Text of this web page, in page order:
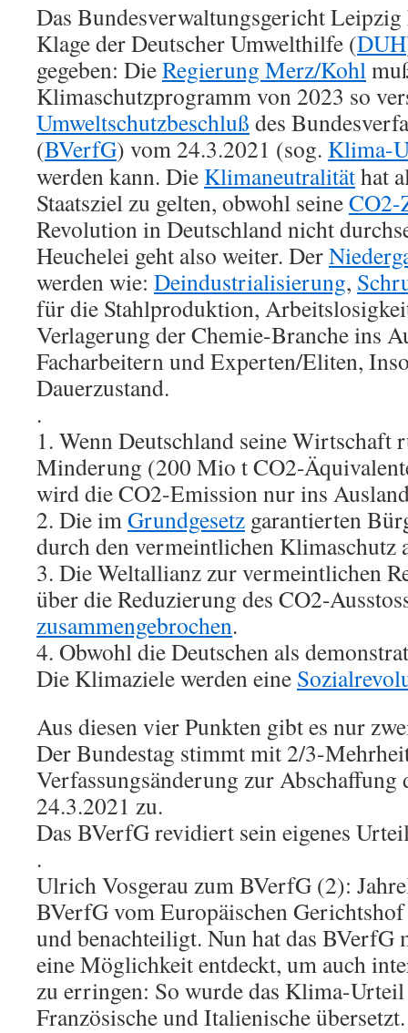
Das Bundesverwaltungsgericht
Klage der Deutscher Umwelthilfe (DUH
gegeben: DieRegierung Merz/Kohl
Klimaschutzprogramm von 2023 so
Umweltschutzbeschluß des
(BVerfG) vom 24.3.2021 (sog. Klima-
werden kann. Die Klimaneutralitäthat
Staatsziel zu gelten, obwohl seineCO2-
Revolution in Deutschland nicht
Heuchelei geht also weiter. Der
werden wie: Deindustrialisierung,
für die Stahlproduktion,
Verlagerung der Chemie-Branche ins
Facharbeitern und Experten/Eliten,
Dauerzustand.
.
1. Wenn Deutschland seine
Minderung (200 Mio t CO2-
wird die CO2-Emission nur ins
2. Die imGrundgesetz garantierten
durch den vermeintlichen Klimaschutz
3. Die Weltallianz zur vermeintlichen
über die Reduzierung des CO2-
zusammengebrochen.
4. Obwohl die Deutschen als
Die Klimaziele werden eine
Aus diesen vier Punkten gibt es nur
Der Bundestag stimmt mit 2/3-
Verfassungsänderung zur Abschaffung
24.3.2021 zu.
Das BVerfG revidiert sein eigenes
.
Ulrich Vosgerau zum BVerfG (2):
BVerfG vom Europäischen
und benachteiligt. Nun hat das BVerfG
eine Möglichkeit entdeckt, um auch
zu erringen: So wurde das Klima-
Französische und Italienische übersetzt.